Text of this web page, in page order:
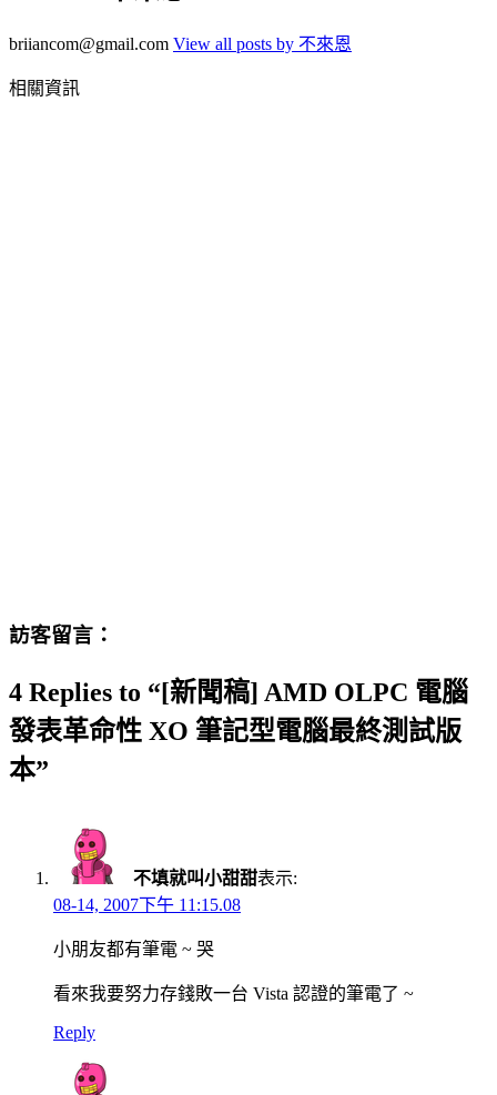
briiancom@gmail.com View all posts by 不來恩
相關資訊
訪客留言：
4 Replies to “[新聞稿] AMD OLPC 電腦
發表革命性 XO 筆記型電腦最終測試版
本”
不填就叫小甜甜表示:
08-14, 2007下午 11:15.08
小朋友都有筆電 ~ 哭
看來我要努力存錢敗一台 Vista 認證的筆電了 ~
Reply